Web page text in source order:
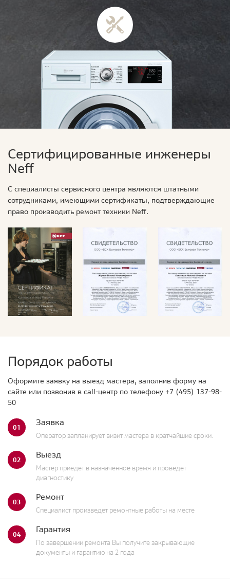
Сертифицированные инженеры
Neff
С специалисты сервисного центра являются штатными
сотрудниками, имеющими сертификаты, подтверждающие
право производить ремонт техники Neff.
Порядок работы
Оформите заявку на выезд мастера, заполнив форму на
сайте или позвонив в call-центр по телефону +7 (495) 137-98-
50
01 Заявка
Оператор запланирует визит мастера в кратчайшие сроки.
02 Выезд
Мастер приедет в назначенное время и проведет
диагностику
03 Ремонт
Специалист произведет ремонтные работы на месте
04 Гарантия
По завершении ремонта Вы получите закрывающие
документы и гарантию на 2 года